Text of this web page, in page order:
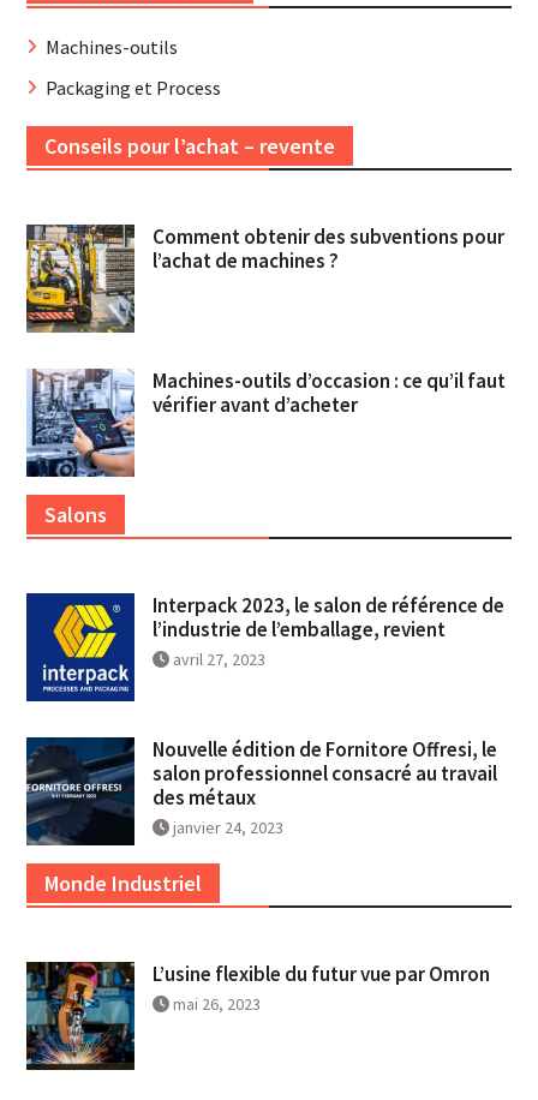
Machines-outils
Packaging et Process
Conseils pour l’achat – revente
Comment obtenir des subventions pour
l’achat de machines ?
Machines-outils d’occasion : ce qu’il faut
vérifier avant d’acheter
Salons
Interpack 2023, le salon de référence de
l’industrie de l’emballage, revient
avril 27, 2023
Nouvelle édition de Fornitore Offresi, le
salon professionnel consacré au travail
des métaux
janvier 24, 2023
Monde Industriel
L’usine flexible du futur vue par Omron
mai 26, 2023